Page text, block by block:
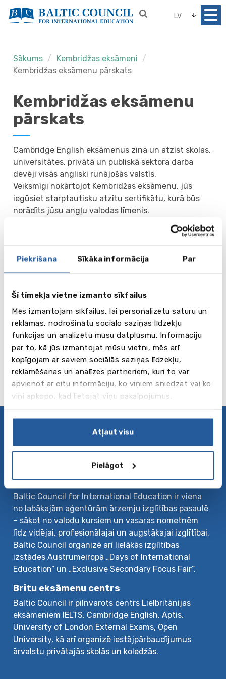
Piekrišana Sīkāka informācija Par
Šī tīmekļa vietne izmanto sīkfailus
Mēs izmantojam sīkfailus, lai personalizētu saturu un
reklāmas, nodrošinātu sociālo saziņas līdzekļu
funkcijas un analizētu mūsu datplūsmu. Informāciju
par to, kā jūs izmantojat mūsu vietni, mēs arī
kopīgojam ar saviem sociālās saziņas līdzekļu,
reklamēšanas un analīzes partneriem, kuri to var
apvienot ar citu informāciju, ko viņiem sniedzat vai ko
viņi apkopo, kad lietojat viņu pakalpojumus.
Atļaut visu
Pielāgot
LV
Sākums
Kembridžas eksāmeni
Kembridžas eksāmenu pārskats
Kembridžas eksāmenu
pārskats
Cambridge English eksāmenus zina un atzīst skolas,
universitātes, privātā un publiskā sektora darba
devēji visās angliski runājošās valstīs.
Veiksmīgi nokārtojot Kembridžas eksāmenu, jūs
iegūsiet starptautisku atzītu sertifikātu, kurā būs
norādīts jūsu angļu valodas līmenis.
Privātuma politika
Seko mums
Par mums
Baltic Council for International Education ir viena
no labākajām aģentūrām ārzemju izglītības pasaulē
– sākot no valodu kursiem un vasaras nometnēm
līdz vidējai, profesionālajai un augstākajai izglītībai.
Baltic Council organizē arī lielākās izglītības
izstādes Austrumeiropā „Days of International
Education” un „Exclusive Secondary Focus Fair”.
Britu eksāmenu centrs
Baltic Council ir pilnvarots centrs Lielbritānijas
eksāmeniem IELTS, Cambridge English, Aptis,
University of London External Exams, Open
University, kā arī organizē iestājpārbaudījumus
ārvalstu privātajās skolās un koledžās.